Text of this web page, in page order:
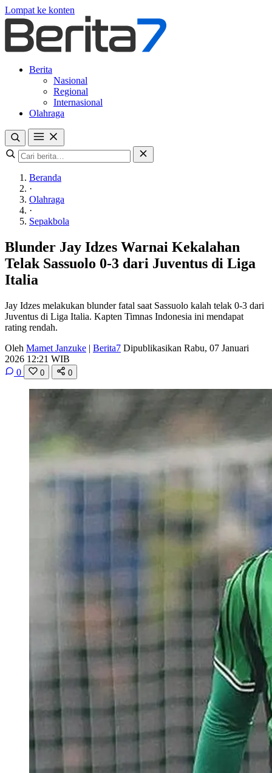
Lompat ke konten
Berita
Nasional
Regional
Internasional
Olahraga
Beranda
·
Olahraga
·
Sepakbola
Blunder Jay Idzes Warnai Kekalahan
Telak Sassuolo 0-3 dari Juventus di Liga
Italia
Jay Idzes melakukan blunder fatal saat Sassuolo kalah telak 0-3 dari
Juventus di Liga Italia. Kapten Timnas Indonesia ini mendapat
rating rendah.
Oleh Mamet Janzuke | Berita7 Dipublikasikan Rabu, 07 Januari
2026 12:21 WIB
0
0 0